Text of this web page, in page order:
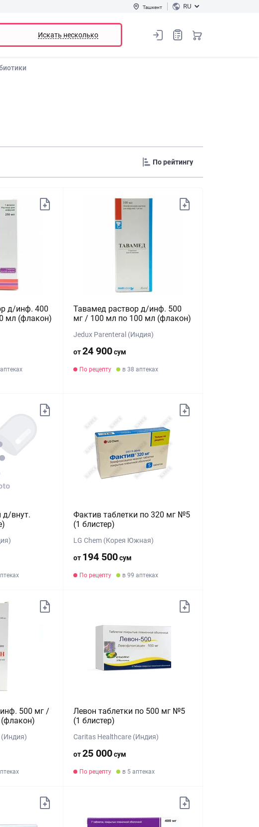
Ташкент RU
Искать несколько
д/инф. 400
мл (флакон)
Тавамед раствор д/инф. 500
мг / 100 мл по 100 мл (флакон)
Jedux Parenteral (Индия)
от24 900сум
По рецепту в 38 аптеках
д/внут.
Фактив таблетки по 320 мг №5
(1 блистер)
LG Chem (Корея Южная)
от 194 500сум
По рецепту в 99 аптеках
500 мг /
(Индия)
Левон таблетки по 500 мг №5
(1 блистер)
Caritas Healthcare (Индия)
от25 000сум
По рецепту в 5 аптеках